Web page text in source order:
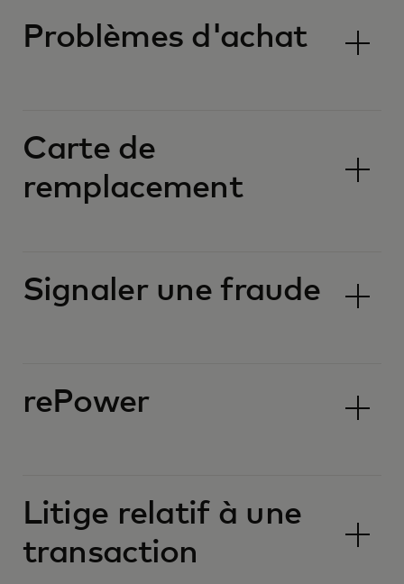
Problèmes d'achat
Carte de
remplacement
Signaler une fraude
rePower
Litige relatif à une
transaction